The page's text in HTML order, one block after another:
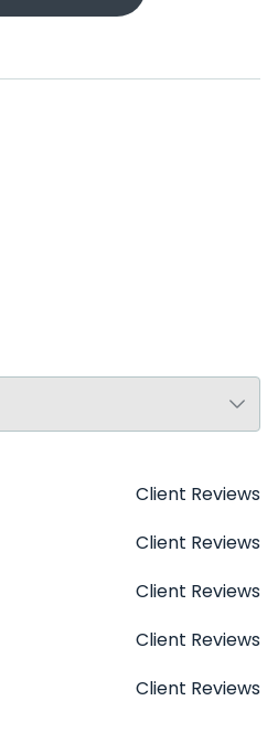
Client Reviews
Client Reviews
Client Reviews
Client Reviews
Client Reviews